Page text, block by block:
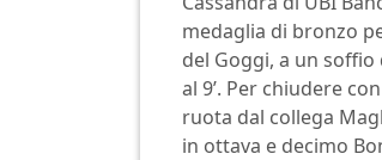
medaglia di bronzo
del Goggi, a un
al 9’. Per chiudere
ruota dal collega
in ottava e decimo